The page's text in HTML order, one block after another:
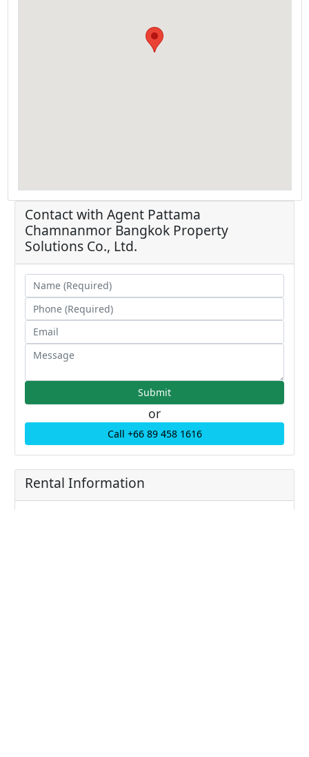
Contact with Agent Pattama
Chamnanmor Bangkok Property
Solutions Co., Ltd.
or
Call +66 89 458 1616
Rental Information